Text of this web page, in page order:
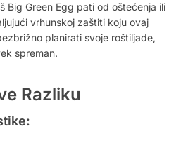
Big Green Egg pati od oštećenja ili
vrhunskoj zaštiti koju ovaj
planirati svoje roštiljade,
spreman.
Razliku